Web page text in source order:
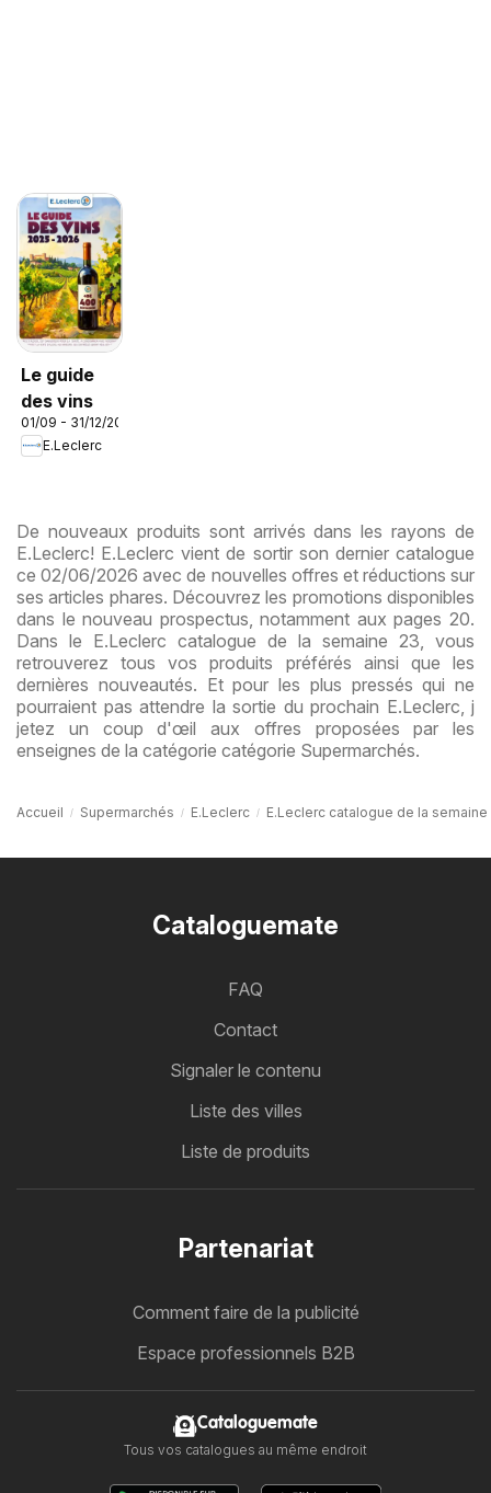
Le guide
des vins
01/09 - 31/12/2026
E.Leclerc
De nouveaux produits sont arrivés dans les rayons de
E.Leclerc! E.Leclerc vient de sortir son dernier catalogue
ce 02/06/2026 avec de nouvelles offres et réductions sur
ses articles phares. Découvrez les promotions disponibles
dans le nouveau prospectus, notamment aux pages 20.
Dans le E.Leclerc catalogue de la semaine 23, vous
retrouverez tous vos produits préférés ainsi que les
dernières nouveautés. Et pour les plus pressés qui ne
pourraient pas attendre la sortie du prochain E.Leclerc, j
jetez un coup d'œil aux offres proposées par les
enseignes de la catégorie catégorie Supermarchés.
Accueil Supermarchés E.Leclerc E.Leclerc catalogue de la semaine
Cataloguemate
FAQ
Contact
Signaler le contenu
Liste des villes
Liste de produits
Partenariat
Comment faire de la publicité
Espace professionnels B2B
Cataloguemate
Tous vos catalogues au même endroit